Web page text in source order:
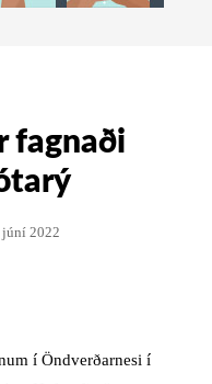
fagnaði
júní 2022
í Öndverðarnesi í